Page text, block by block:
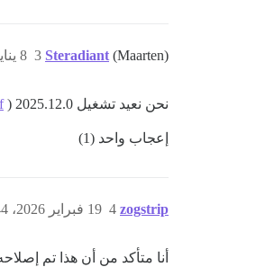
Steradiant (Maarten) 8 يناير 2026، 3:03م 3
نحن نعيد تشغيل 2025.12.0 (
إعجاب واحد (1)
zogstrip 19 فبراير 2026، 11:44ص 4
أنا متأكد من أن هذا تم